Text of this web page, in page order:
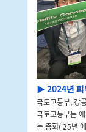
▶ 2024년 피
국토교통부, 강
국토교통부는
는 총회('25년